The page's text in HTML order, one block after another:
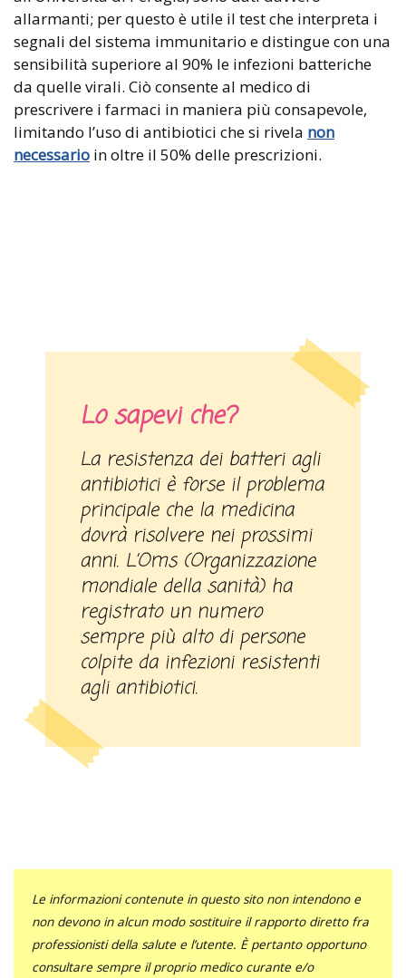
allarmanti; per questo è utile il test che interpreta i
segnali del sistema immunitario e distingue con una
sensibilità superiore al 90% le infezioni batteriche
da quelle virali. Ciò consente al medico di
prescrivere i farmaci in maniera più consapevole,
limitando l’uso di antibiotici che si rivela non
necessario in oltre il 50% delle prescrizioni.
Lo sapevi che?
La resistenza dei batteri agli
antibiotici è forse il problema
principale che la medicina
dovrà risolvere nei prossimi
anni. L’Oms (Organizzazione
mondiale della sanità) ha
registrato un numero
sempre più alto di persone
colpite da infezioni resistenti
agli antibiotici.
Le informazioni contenute in questo sito non intendono e
non devono in alcun modo sostituire il rapporto diretto fra
professionisti della salute e l’utente. È pertanto opportuno
consultare sempre il proprio medico curante e/o